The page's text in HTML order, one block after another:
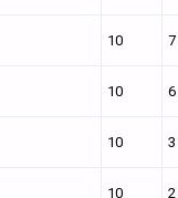
10 7
10 6
10 3
10 2